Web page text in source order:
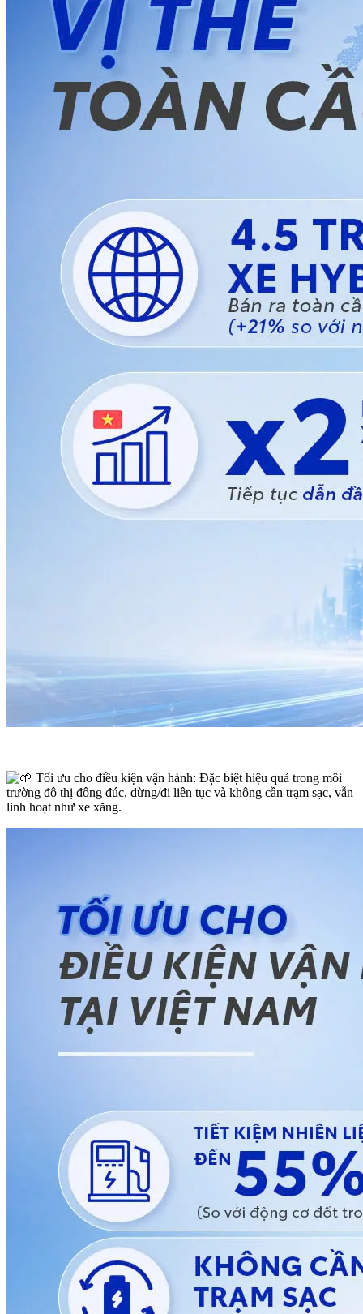
Tối ưu cho điều kiện vận hành: Đặc biệt hiệu quả trong môi
trường đô thị đông đúc, dừng/đi liên tục và không cần trạm sạc, vẫn
linh hoạt như xe xăng.